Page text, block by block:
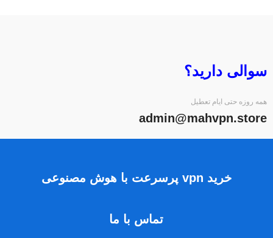
سوالی دارید؟
همه روزه حتی ایام تعطیل
admin@mahvpn.store
خرید vpn پرسرعت با هوش مصنوعی
تماس با ما